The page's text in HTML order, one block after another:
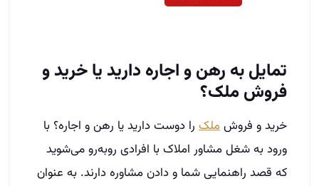
تمایل به رهن و اجاره دارید یا خرید و
فروش ملک؟
خرید و فروشملک را دوست دارید یا رهن و اجاره؟ با
ورود به شغل مشاور املاک با افرادی روبه‌رو می‌شوید
که قصد راهنمایی شما و دادن مشاوره دارند. به عنوان